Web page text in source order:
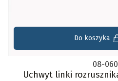
Do koszyka
08-
Uchwyt linki